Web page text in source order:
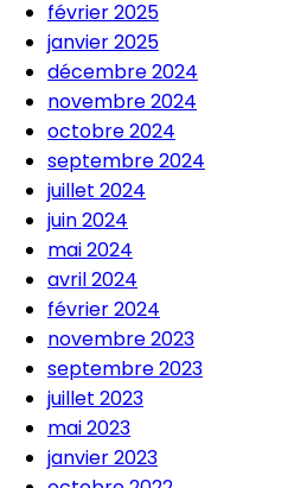
février 2025
janvier 2025
décembre 2024
novembre 2024
octobre 2024
septembre 2024
juillet 2024
juin 2024
mai 2024
avril 2024
février 2024
novembre 2023
septembre 2023
juillet 2023
mai 2023
janvier 2023